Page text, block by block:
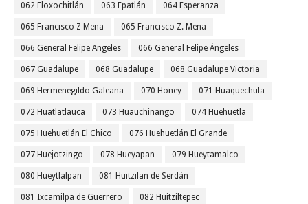
062 Eloxochitlán 063 Epatlán 064 Esperanza
065 Francisco Z Mena 065 Francisco Z. Mena
066 General Felipe Angeles 066 General Felipe Ángeles
067 Guadalupe 068 Guadalupe 068 Guadalupe Victoria
069 Hermenegildo Galeana 070 Honey 071 Huaquechula
072 Huatlatlauca 073 Huauchinango 074 Huehuetla
075 Huehuetlán El Chico 076 Huehuetlán El Grande
077 Huejotzingo 078 Hueyapan 079 Hueytamalco
080 Hueytlalpan 081 Huitzilan de Serdán
081 Ixcamilpa de Guerrero 082 Huitziltepec